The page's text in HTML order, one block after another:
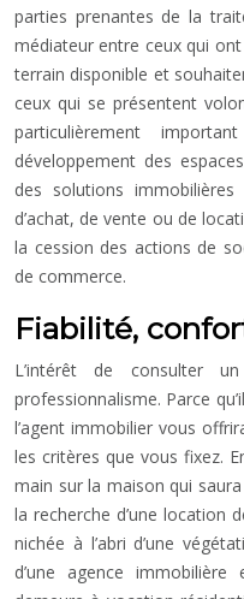
parties prenantes de la
médiateur entre ceux qui
terrain disponible et
ceux qui se présentent
particulièrement
développement des
des solutions
d’achat, de vente ou de
la cession des actions de
de commerce.
Fiabilité,
L’intérêt de consulter
professionnalisme. Parce
l’agent immobilier vous
les critères que vous fixez.
main sur la maison qui
la recherche d’une location
nichée à l’abri d’une
d’une agence